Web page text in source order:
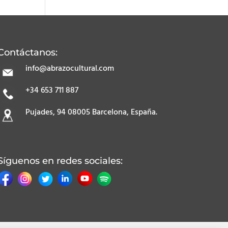
info@abrazocultural.com
+34 653 711 887
Pujades, 94 08005 Barcelona, España.
en redes sociales: